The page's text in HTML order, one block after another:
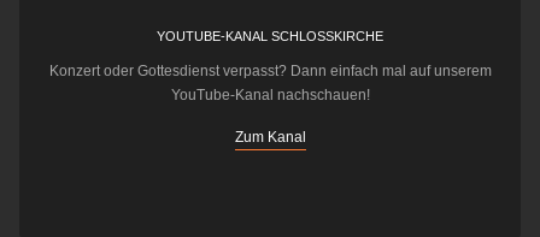
YOUTUBE-KANAL SCHLOSSKIRCHE
Konzert oder Gottesdienst verpasst? Dann einfach mal auf unserem
YouTube-Kanal nachschauen!
Zum Kanal